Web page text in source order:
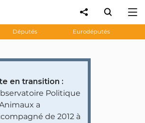
Députés Eurodéputés
en transition :
Politique
a
de 2012 à